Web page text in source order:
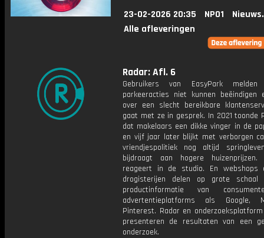
23-02-2026 20:35 NPO1
Alle afleveringen
Radar: Afl. 6
Gebruikers van EasyPark
parkeeracties niet kunnen beëindigen
over een slecht bereikbare
gaat met ze in gesprek. In 2021 toonde
dat makelaars een dikke vinger in de
en vijf jaar later blijkt met verborgen
vriendjespolitiek nog altijd
bijdraagt aan hogere huizenprijzen.
reageert in de studio. En webshops
drogisterijen delen op grote schaal
productinformatie van
advertentieplatforms als Google,
Pinterest. Radar en
presenteren de resultaten van een
onderzoek.